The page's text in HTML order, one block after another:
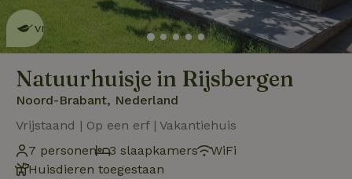
Dit natuurhuisje is eco-
vriendelijklees meer
Natuurhuisje in Rijsbergen
Noord-Brabant, Nederland
Vrijstaand | Op een erf | Vakantiehuis
7 personen
3 slaapkamers
WiFi
Huisdieren toegestaan